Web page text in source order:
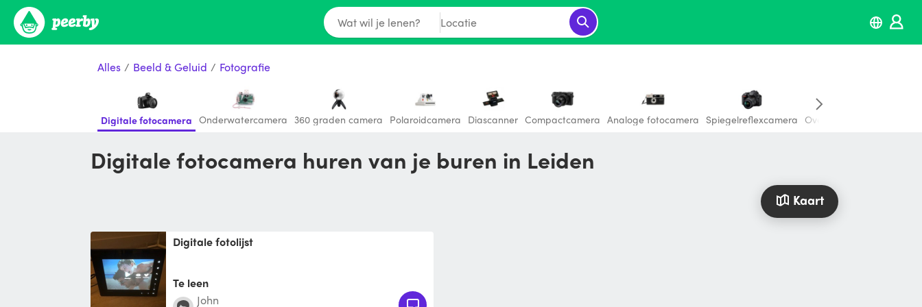
Wat wil je lenen? Locatie
Alles / Beeld & Geluid / Fotografie
Digitale fotocamera Onderwatercamera 360 graden camera Polaroidcamera Diascanner Compactcamera Analoge fotocamera Spiegelreflexcamera Overige fotografie
Digitale fotocamera huren van je buren in Leiden
Kaart
Digitale fotolijst
Te leen
John